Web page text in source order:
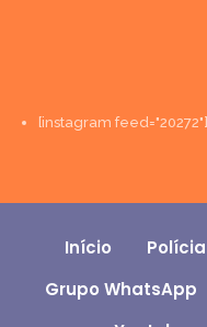
[instagram feed="20272"]
Início Polícia
Grupo WhatsApp